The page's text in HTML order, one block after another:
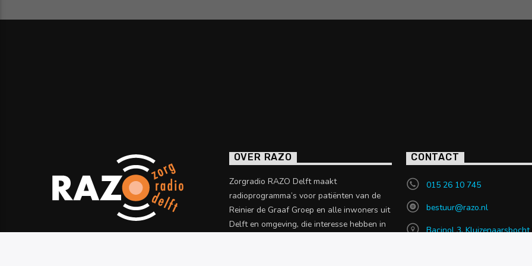
OVER RAZO
Zorgradio RAZO Delft maakt
radioprogramma’s voor patiënten van de
Reinier de Graaf Groep en alle inwoners uit
Delft en omgeving, die interesse hebben in
CONTACT
015 26 10 745
bestuur@razo.nl
Bacinol 3, Kluizenaarsbocht